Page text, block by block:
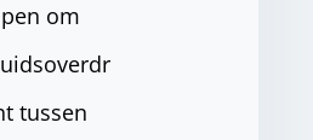
om
tussen